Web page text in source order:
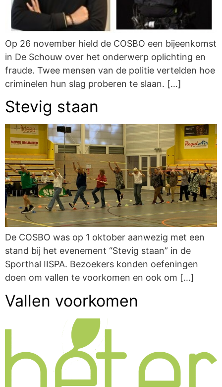
Op 26 november hield de COSBO een bijeenkomst
in De Schouw over het onderwerp oplichting en
fraude. Twee mensen van de politie vertelden hoe
criminelen hun slag proberen te slaan. […]
Stevig staan
De COSBO was op 1 oktober aanwezig met een
stand bij het evenement “Stevig staan” in de
Sporthal IISPA. Bezoekers konden oefeningen
doen om vallen te voorkomen en ook om […]
Vallen voorkomen